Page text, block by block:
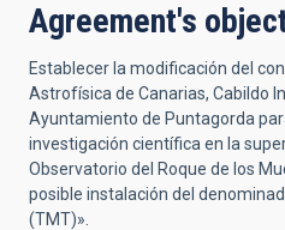
Agreement's
Establecer la modificación del
Astrofísica de Canarias, Cabildo
Ayuntamiento de Puntagorda
investigación científica en la
Observatorio del Roque de los
posible instalación del
(TMT)».